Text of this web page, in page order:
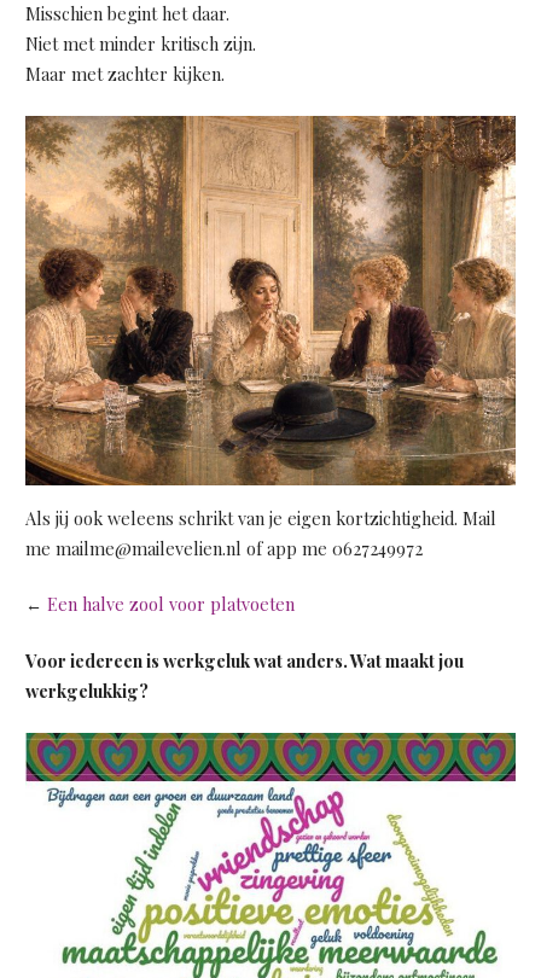
Misschien begint het daar.
Niet met minder kritisch zijn.
Maar met zachter kijken.
Als jij ook weleens schrikt van je eigen kortzichtigheid. Mail
me mailme@mailevelien.nl of app me 0627249972
← Een halve zool voor platvoeten
Voor iedereen is werkgeluk wat anders. Wat maakt jou
werkgelukkig?